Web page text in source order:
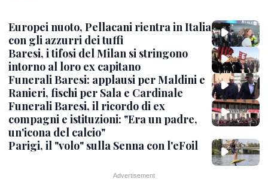
Europei nuoto, Pellacani rientra in Italia
con gli azzurri dei tuffi
Baresi, i tifosi del Milan si stringono
intorno al loro ex capitano
Funerali Baresi: applausi per Maldini e
Ranieri, fischi per Sala e Cardinale
Funerali Baresi, il ricordo di ex
compagni e istituzioni: "Era un padre,
un'icona del calcio"
Parigi, il "volo" sulla Senna con l'eFoil